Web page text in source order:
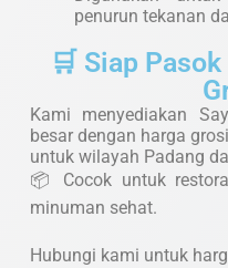
penurun tekanan
🛒 Siap
Kami menyediakan
besar dengan harga
untuk wilayah Padang
📦 Cocok untuk
minuman sehat.
Hubungi kami untuk